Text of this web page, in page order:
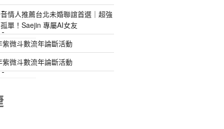
情人推薦台北未婚聯誼首選｜超強
單！Saejin 專屬AI女友
微斗數流年論斷活動
微斗數流年論斷活動